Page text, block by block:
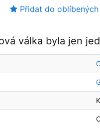
Přidat do oblíbených
válka byla jen